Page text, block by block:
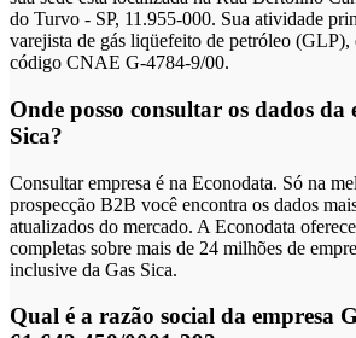
do Turvo - SP, 11.955-000. Sua atividade
varejista de gás liqüefeito de petróleo (GLP),
código CNAE G-4784-9/00.
Onde posso consultar os dados da
Sica?
Consultar empresa é na Econodata. Só na
prospecção B2B você encontra os dados
atualizados do mercado. A Econodata
completas sobre mais de 24 milhões de
inclusive da Gas Sica.
Qual é a razão social da empresa